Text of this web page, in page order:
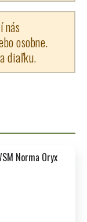
nás
osobne.
diaľku.